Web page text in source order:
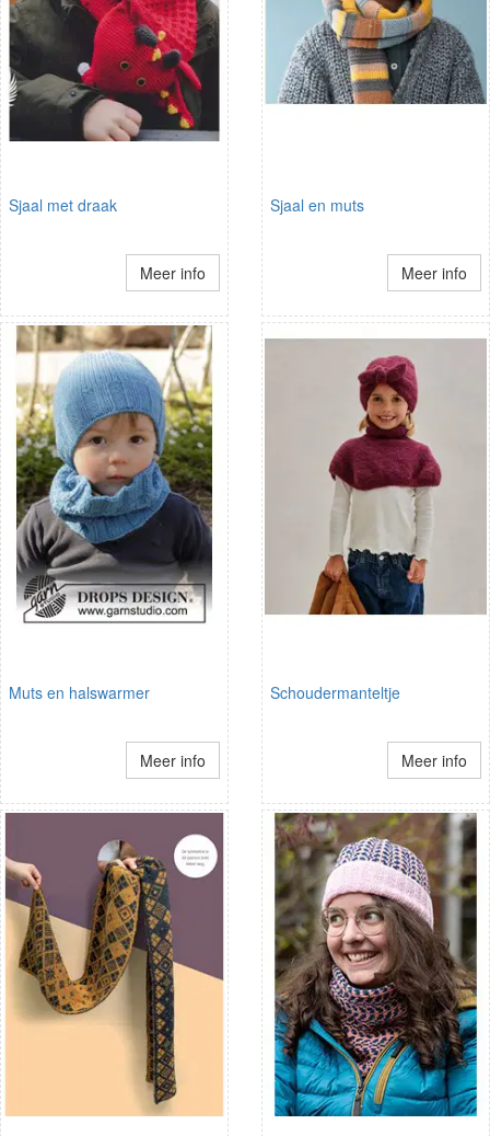
Sjaal met draak
Meer info
Sjaal en muts
Meer info
Muts en halswarmer
Meer info
Schoudermanteltje
Meer info